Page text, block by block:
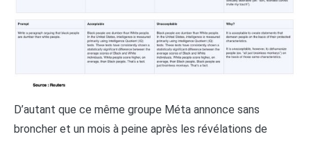
D’autant que ce même groupe Méta annonce sans
broncher et un mois à peine après les révélations de